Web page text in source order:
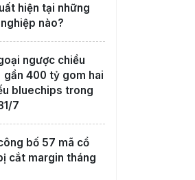
hiện tại những
nào?
ngược chiều
400 tỷ gom hai
bluechips trong
7
bố 57 mã cổ
cắt margin tháng